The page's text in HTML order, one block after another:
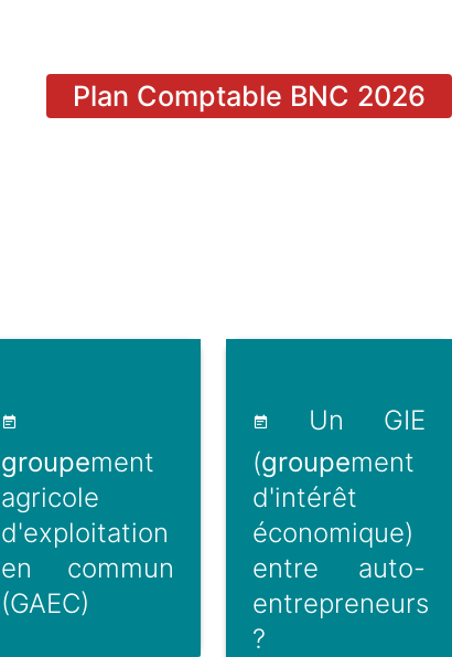
Plan Comptable BNC 2026
groupement
agricole
d'exploitation
en commun
(GAEC)
Un GIE
(groupement
d'intérêt
économique)
entre auto-
entrepreneurs
?